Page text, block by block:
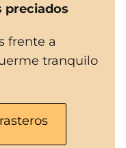
preciados
frente a
tranquilo